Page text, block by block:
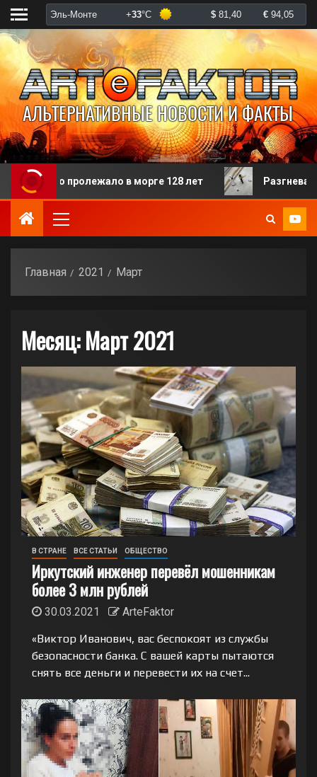
в морге 128 лет Разгневанная
Главная 2021 Март
Месяц:Март 2021
В СТРАНЕ ВСЕ СТАТЬИ ОБЩЕСТВО
Иркутский инженер перевёл мошенникам
более 3 млн рублей
30.03.2021
ArteFaktor
«Виктор Иванович, вас беспокоят из службы
безопасности банка. С вашей карты пытаются
снять все деньги и перевести их на счет...